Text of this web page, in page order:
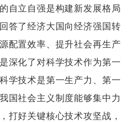
自立自强是构建新发展格局
答了经济大国向经济强国转
配置效率、提升社会再生产
深化了对科学技术作为第一
学技术是第一生产力、第一
国社会主义制度能够集中力
打好关键核心技术攻坚战，